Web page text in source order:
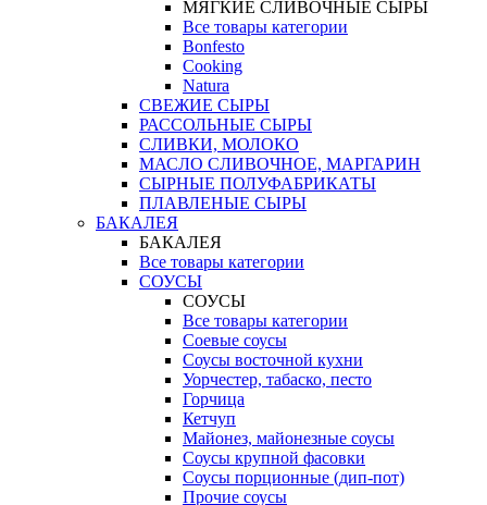
МЯГКИЕ СЛИВОЧНЫЕ СЫРЫ
Все товары категории
Bonfesto
Cooking
Natura
СВЕЖИЕ СЫРЫ
РАССОЛЬНЫЕ СЫРЫ
СЛИВКИ, МОЛОКО
МАСЛО СЛИВОЧНОЕ, МАРГАРИН
СЫРНЫЕ ПОЛУФАБРИКАТЫ
ПЛАВЛЕНЫЕ СЫРЫ
БАКАЛЕЯ
БАКАЛЕЯ
Все товары категории
СОУСЫ
СОУСЫ
Все товары категории
Соевые соусы
Соусы восточной кухни
Уорчестер, табаско, песто
Горчица
Кетчуп
Майонез, майонезные соусы
Соусы крупной фасовки
Соусы порционные (дип-пот)
Прочие соусы